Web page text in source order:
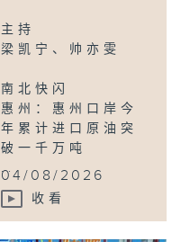
主持
梁凯宁、帅亦雯
南北快闪
惠州：惠州口岸今
年累计进口原油突
破一千万吨
...
04/08/2026
收看